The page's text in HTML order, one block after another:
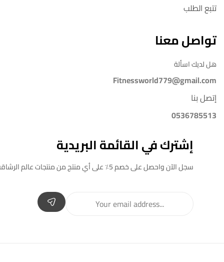
تتبع الطلب
تواصل معنا
هل لديك اسألة
Fitnessworld779@gmail.com
إتصل بنا
0536785513
إشترك في القائمة البريدية
سجل الآن واحصل على خصم 5٪ على أي منتج من منتجات عالم الرشاقة